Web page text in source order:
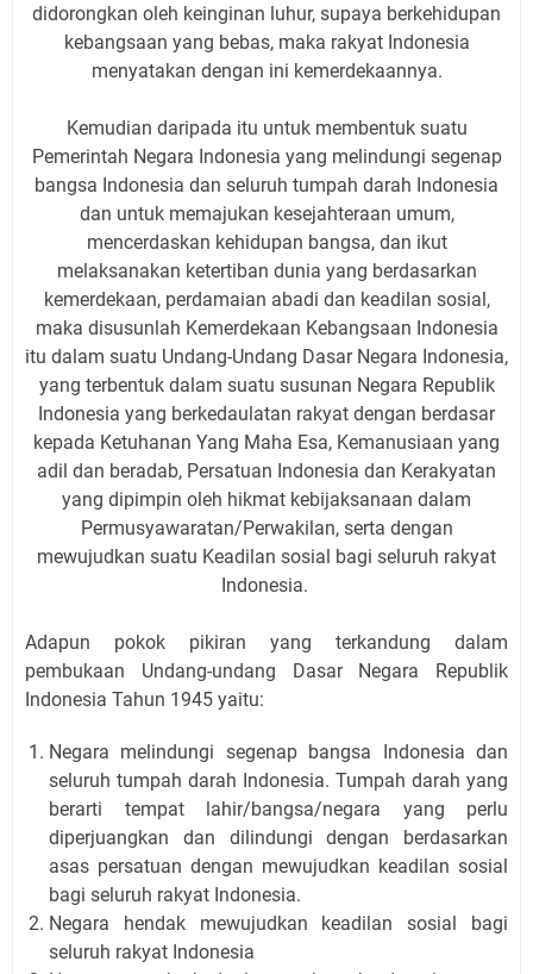
didorongkan oleh keinginan luhur, supaya berkehidupan
kebangsaan yang bebas, maka rakyat Indonesia
menyatakan dengan ini kemerdekaannya.
Kemudian daripada itu untuk membentuk suatu
Pemerintah Negara Indonesia yang melindungi segenap
bangsa Indonesia dan seluruh tumpah darah Indonesia
dan untuk memajukan kesejahteraan umum,
mencerdaskan kehidupan bangsa, dan ikut
melaksanakan ketertiban dunia yang berdasarkan
kemerdekaan, perdamaian abadi dan keadilan sosial,
maka disusunlah Kemerdekaan Kebangsaan Indonesia
itu dalam suatu Undang-Undang Dasar Negara Indonesia,
yang terbentuk dalam suatu susunan Negara Republik
Indonesia yang berkedaulatan rakyat dengan berdasar
kepada Ketuhanan Yang Maha Esa, Kemanusiaan yang
adil dan beradab, Persatuan Indonesia dan Kerakyatan
yang dipimpin oleh hikmat kebijaksanaan dalam
Permusyawaratan/Perwakilan, serta dengan
mewujudkan suatu Keadilan sosial bagi seluruh rakyat
Indonesia.
Adapun pokok pikiran yang terkandung dalam
pembukaan Undang-undang Dasar Negara Republik
Indonesia Tahun 1945 yaitu:
Negara melindungi segenap bangsa Indonesia dan
seluruh tumpah darah Indonesia. Tumpah darah yang
berarti tempat lahir/bangsa/negara yang perlu
diperjuangkan dan dilindungi dengan berdasarkan
asas persatuan dengan mewujudkan keadilan sosial
bagi seluruh rakyat Indonesia.
Negara hendak mewujudkan keadilan sosial bagi
seluruh rakyat Indonesia